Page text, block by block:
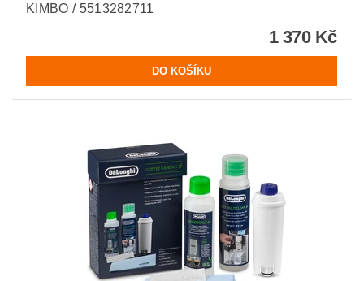
KIMBO / 5513282711
1 370 Kč